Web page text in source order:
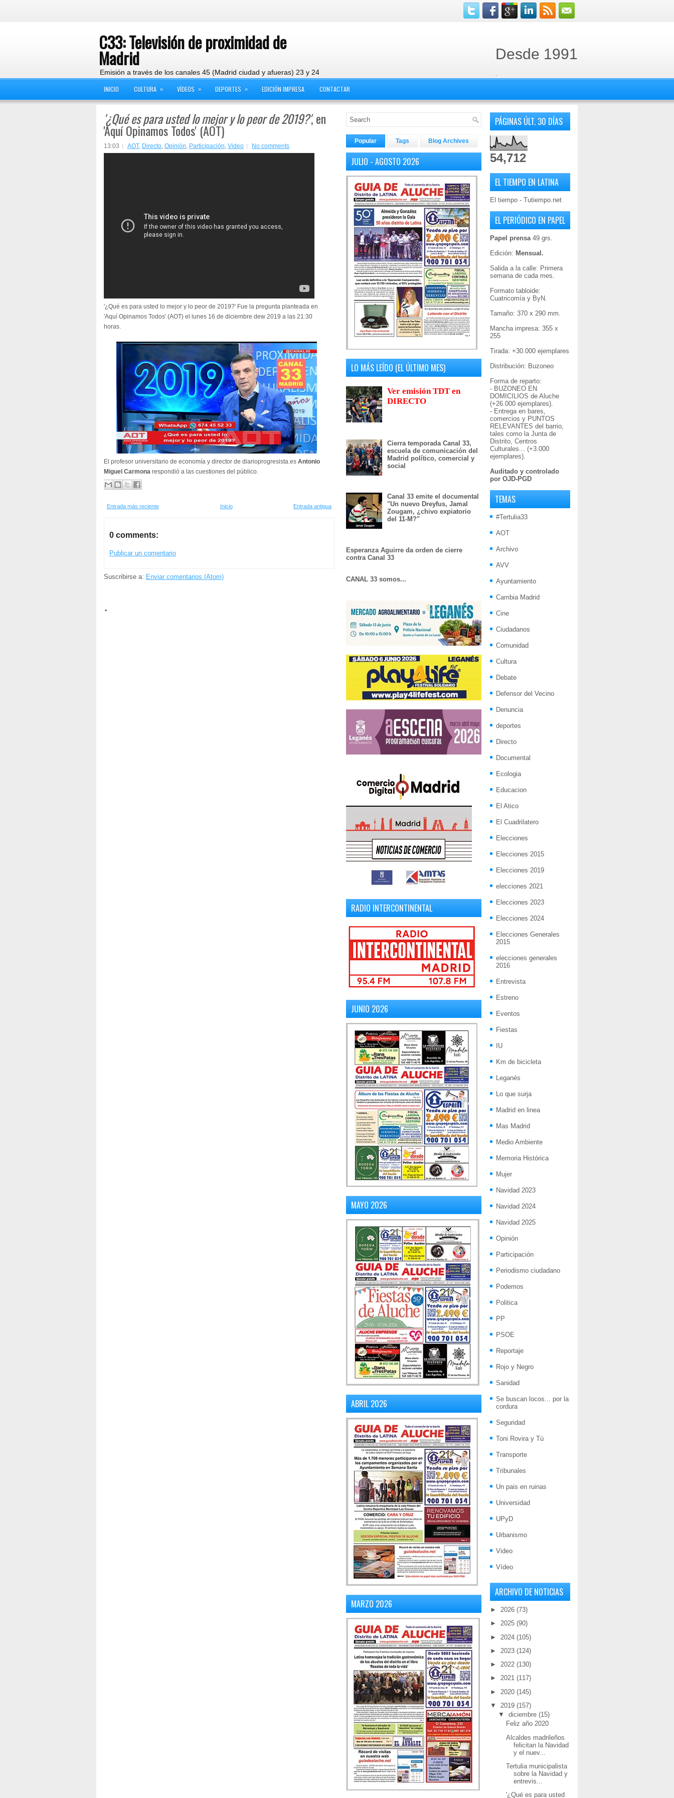
C33: Televisión de proximidad de
Madrid
Emisión a través de los canales 45 (Madrid ciudad y afueras) 23 y 24
Desde 1991
INICIO CULTURA » VÍDEOS » DEPORTES » EDICIÓN IMPRESA CONTACTAR
'¿Qué es para usted lo mejor y lo peor de 2019?', en
'Aquí Opinamos Todos' (AOT)
13:03 AOT, Directo, Opinión, Participación, Video No comments
'¿Qué es para usted lo mejor y lo peor de 2019?' Fue la pregunta planteada en
'Aquí Opinamos Todos' (AOT) el lunes 16 de diciembre dew 2019 a las 21:30
horas.
El profesor universitario de economía y director de diarioprogresista.es Antonio
Miguel Carmona respondió a las cuestiones del público.
Entrada más reciente Entrada antigua
Inicio
0 comments:
Publicar un comentario
Suscribirse a: Enviar comentarios (Atom)
.
Popular Tags Blog Archives
JULIO - AGOSTO 2026
LO MÁS LEÍDO (EL ÚLTIMO MES)
Ver emisión TDT en
DIRECTO
Cierra temporada Canal 33,
escuela de comunicación del
Madrid político, comercial y
social
Canal 33 emite el documental
"Un nuevo Dreyfus, Jamal
Zougam, ¿chivo expiatorio
del 11-M?"
Esperanza Aguirre da orden de cierre
contra Canal 33
CANAL 33 somos...
RADIO INTERCONTINENTAL
JUNIO 2026
MAYO 2026
ABRIL 2026
MARZO 2026
PÁGINAS ÚLT. 30 DÍAS
54,712
EL TIEMPO EN LATINA
El tiempo - Tutiempo.net
EL PERIÓDICO EN PAPEL
Papel prensa49 grs.
Edición: Mensual.
Salida a la calle: Primera
semana de cada mes.
Formato tabloide:
Cuatricomía y ByN.
Tamaño: 370 x 290 mm.
Mancha impresa: 355 x
255
Tirada: +30.000 ejemplares
Distribución: Buzoneo
Forma de reparto:
- BUZONEO EN
DOMICILIOS de Aluche
(+26.000 ejemplares).
- Entrega en bares,
comercios y PUNTOS
RELEVANTES del barrio,
tales como la Junta de
Distrito, Centros
Culturales... (+3.000
ejemplares).
Auditado y controlado
por OJD-PGD
TEMAS
#Tertulia33
AOT
Archivo
AVV
Ayuntamiento
Cambia Madrid
Cine
Ciudadanos
Comunidad
Cultura
Debate
Defensor del Vecino
Denuncia
deportes
Directo
Documental
Ecologia
Educacion
El Atico
El Cuadrilatero
Elecciones
Elecciones 2015
Elecciones 2019
elecciones 2021
Elecciones 2023
Elecciones 2024
Elecciones Generales
2015
elecciones generales
2016
Entrevista
Estreno
Eventos
Fiestas
IU
Km de bicicleta
Leganés
Lo que surja
Madrid en linea
Mas Madrid
Medio Ambiente
Memoria Histórica
Mujer
Navidad 2023
Navidad 2024
Navidad 2025
Opinión
Participación
Periodismo ciudadano
Podemos
Politica
PP
PSOE
Reportaje
Rojo y Negro
Sanidad
Se buscan locos... por la
cordura
Seguridad
Toni Rovira y Tú
Transporte
Tribunales
Un pais en ruinas
Universidad
UPyD
Urbanismo
Video
Vídeo
ARCHIVO DE NOTICIAS
► 2026 (73)
► 2025 (90)
► 2024 (105)
► 2023 (124)
► 2022 (130)
► 2021 (117)
► 2020 (145)
▼
2019 (157)
▼
diciembre (15)
Feliz año 2020
Alcaldes madrileños
felicitan la Navidad
y el nuev...
Tertulia municipalista
sobre la Navidad y
entrevis...
'¿Qué es para usted